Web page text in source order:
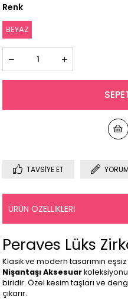
Renk
BEYAZ
TAVSIYE ET
ÜRÜN ÖZELLIKLERI
Peraves Lüks
Klasik ve modern tasarımın
Nişantaşı Aksesuar
biridir. Özel kesim taşları ve
çıkarır.